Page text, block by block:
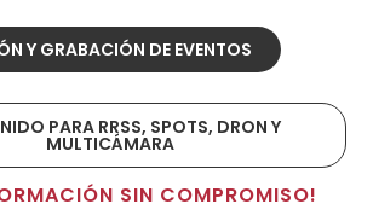
Y GRABACIÓN DE EVENTOS
PARA RRSS, SPOTS, DRON Y
MULTICÁMARA
SIN COMPROMISO!